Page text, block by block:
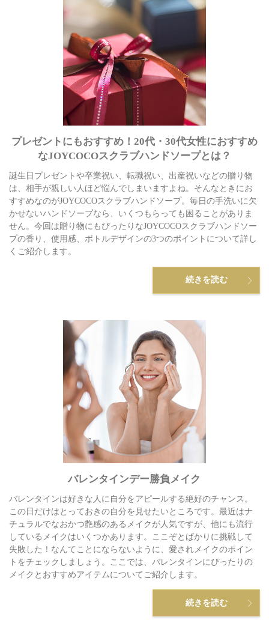
プレゼントにもおすすめ！20代・30代女性におすすめ
なJOYCOCOスクラブハンドソープとは？
誕生日プレゼントや卒業祝い、転職祝い、出産祝いなどの贈り物
は、相手が親しい人ほど悩んでしまいますよね。そんなときにお
すすめなのがJOYCOCOスクラブハンドソープ。毎日の手洗いに欠
かせないハンドソープなら、いくつもらっても困ることがありま
せん。今回は贈り物にもぴったりなJOYCOCOスクラブハンドソー
プの香り、使用感、ボトルデザインの3つのポイントについて詳し
くご紹介します。
続きを読む
バレンタインデー勝負メイク
バレンタインは好きな人に自分をアピールする絶好のチャンス。
この日だけはとっておきの自分を見せたいところです。最近はナ
チュラルでなおかつ艶感のあるメイクが人気ですが、他にも流行
しているメイクはいくつかあります。ここぞとばかりに挑戦して
失敗した！なんてことにならないように、愛されメイクのポイン
トをチェックしましょう。ここでは、バレンタインにぴったりの
メイクとおすすめアイテムについてご紹介します。
続きを読む